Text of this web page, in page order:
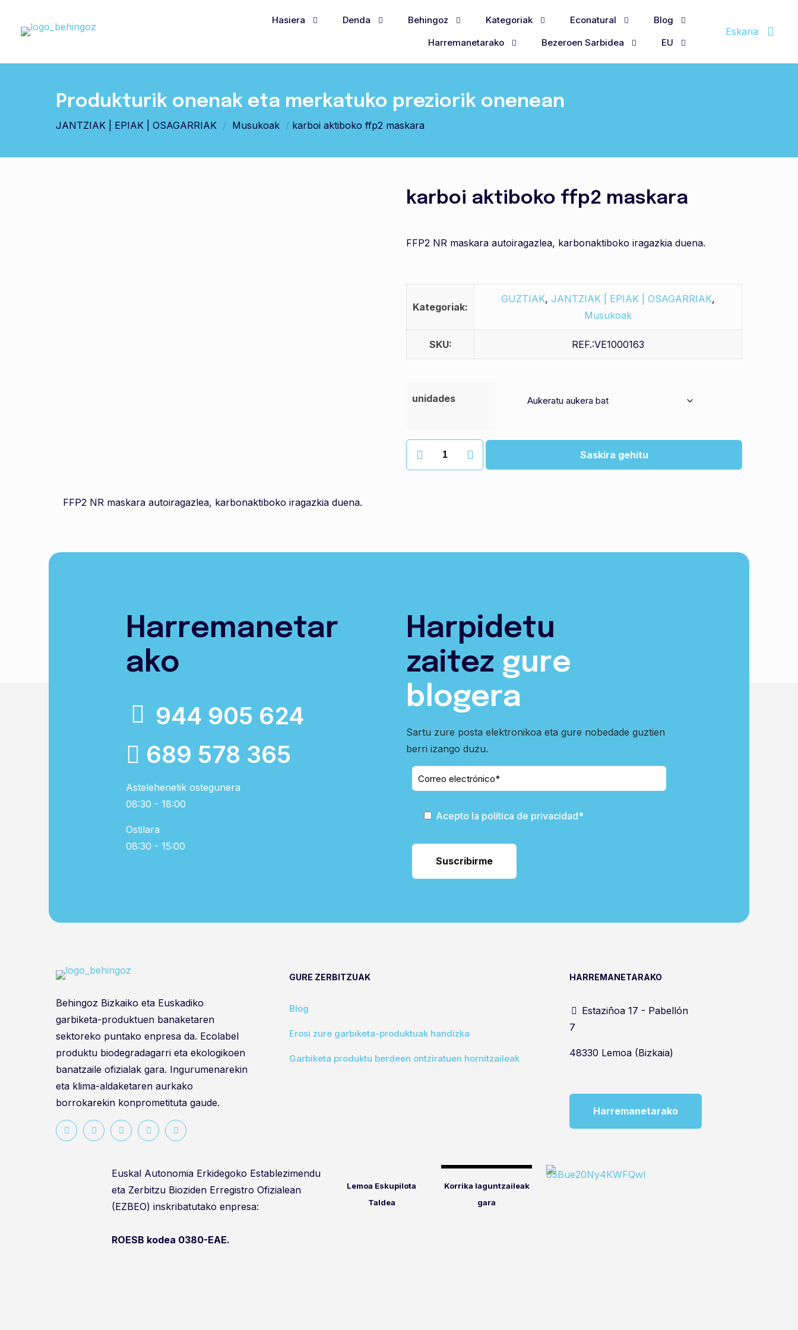
Hasiera Denda Behingoz Kategoriak Econatural
Blog
Harremanetarako
Bezeroen Sarbidea EU
Eskaria
Produkturik onenak eta merkatuko preziorik onenean
JANTZIAK | EPIAK | OSAGARRIAK / Musukoak / karboi aktiboko ffp2 maskara
karboi aktiboko ffp2 maskara
FFP2 NR maskara autoiragazlea, karbonaktiboko iragazkia duena.
Kategoriak:
GUZTIAK, JANTZIAK | EPIAK | OSAGARRIAK,
Musukoak
SKU: REF.:VE1000163
unidades
Saskira gehitu
FFP2 NR maskara autoiragazlea, karbonaktiboko iragazkia duena.
Harremanetar
ako
944 905 624
689 578 365
Astelehenetik ostegunera
08:30 - 18:00
Ostilara
08:30 - 15:00
Harpidetu
zaitez gure
blogera
Sartu zure posta elektronikoa eta gure nobedade guztien
berri izango duzu.
Acepto la política de privacidad*
Behingoz Bizkaiko eta Euskadiko
garbiketa-produktuen banaketaren
sektoreko puntako enpresa da. Ecolabel
produktu biodegradagarri eta ekologikoen
banatzaile ofizialak gara. Ingurumenarekin
eta klima-aldaketaren aurkako
borrokarekin konprometituta gaude.
GURE ZERBITZUAK
Blog
Erosi zure garbiketa-produktuak handizka
Garbiketa produktu berdeen ontziratuen hornitzaileak
HARREMANETARAKO
Estaziñoa 17 - Pabellón
7
48330 Lemoa (Bizkaia)
Harremanetarako
Euskal Autonomia Erkidegoko Establezimendu
eta Zerbitzu Bioziden Erregistro Ofizialean
(EZBEO) inskribatutako enpresa:
ROESB kodea 0380-EAE.
Lemoa Eskupilota
Taldea
Korrika laguntzaileak
gara